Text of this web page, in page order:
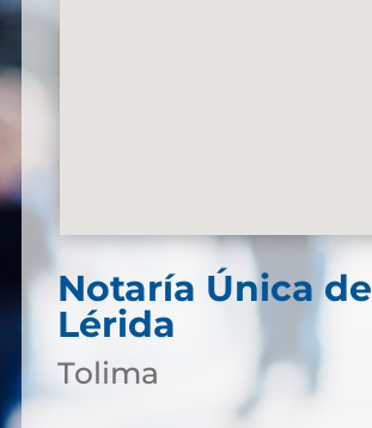
Notaría Única de
Lérida
Tolima